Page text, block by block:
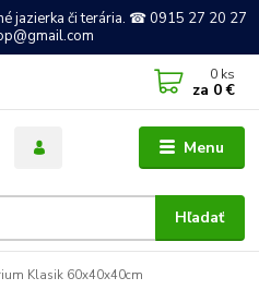
jazierka či terária. ☎ 0915 27 20 27
Menu
Hľadať
0 ks
za 0 €
Klasik 60x40x40cm